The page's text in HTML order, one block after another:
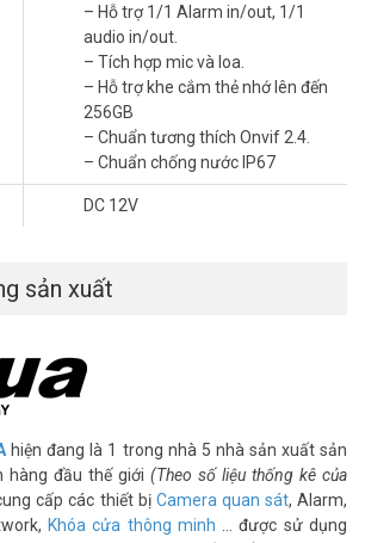
sản phẩm DAHUA DH-IPC-HFW3849T1P-AS-
lòng liên hệ HOTLINE
khảo thêm hình ảnh tại
– Hỗ trợ 1/1 Alarm in/out, 1/1
audio in/out.
– Tích hợp mic và loa.
– Hỗ trợ khe cắm thẻ nhớ lên đến
256GB
– Chuẩn tương thích Onvif 2.4.
– Chuẩn chống nước IP67
DC 12V
sản xuất
hiện đang là 1 trong nhà 5 nhà sản xuất sản
hàng đầu thế giới (Theo số liệu thống kê của
cấp các thiết bị Camera quan sát, Alarm,
Khóa cửa thông minh … được sử dụng